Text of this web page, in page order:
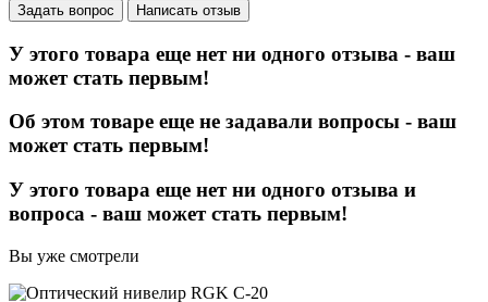
Задать вопрос Написать отзыв
У этого товара еще нет ни одного отзыва - ваш
может стать первым!
Об этом товаре еще не задавали вопросы - ваш
может стать первым!
У этого товара еще нет ни одного отзыва и
вопроса - ваш может стать первым!
Вы уже смотрели